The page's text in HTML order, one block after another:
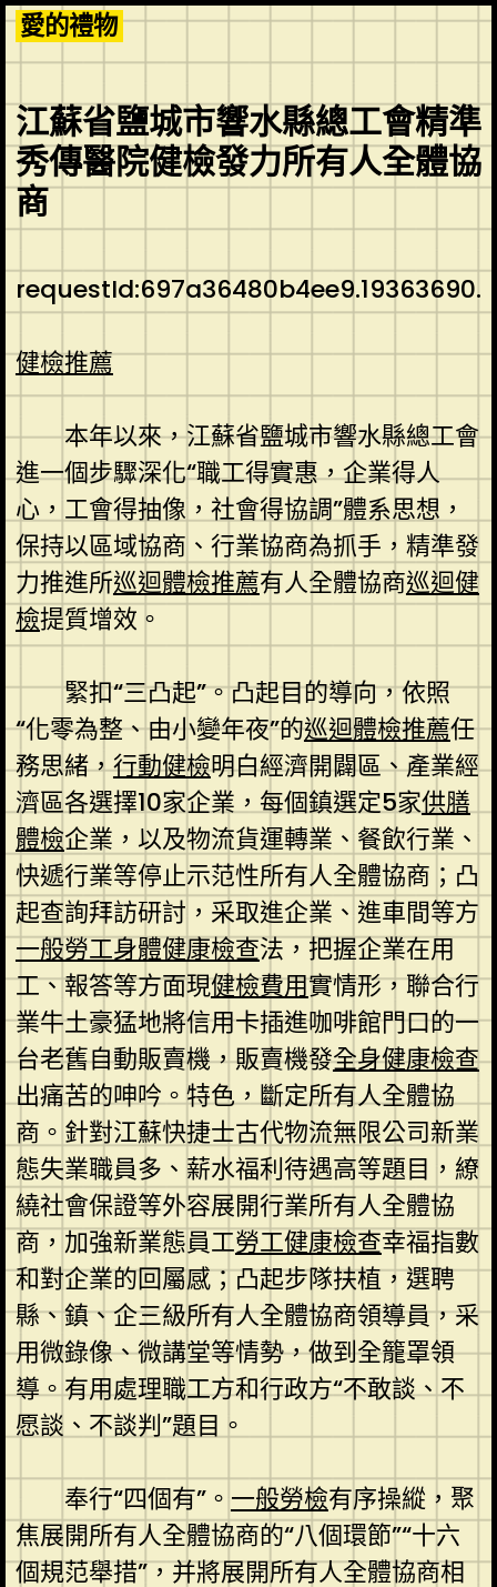
Skip
to
content
愛的禮物
江蘇省鹽城市響水縣總工會精準
秀傳醫院健檢發力所有人全體協
商
requestId:697a36480b4ee9.19363690.
健檢推薦
本年以來，江蘇省鹽城市響水縣總工會
進一個步驟深化“職工得實惠，企業得人
心，工會得抽像，社會得協調”體系思想，
保持以區域協商、行業協商為抓手，精準發
力推進所巡迴體檢推薦有人全體協商巡迴健
檢提質增效。
緊扣“三凸起”。凸起目的導向，依照
“化零為整、由小變年夜”的巡迴體檢推薦任
務思緒，行動健檢明白經濟開闢區、產業經
濟區各選擇10家企業，每個鎮選定5家供膳
體檢企業，以及物流貨運轉業、餐飲行業、
快遞行業等停止示范性所有人全體協商；凸
起查詢拜訪研討，采取進企業、進車間等方
一般勞工身體健康檢查法，把握企業在用
工、報答等方面現健檢費用實情形，聯合行
業牛土豪猛地將信用卡插進咖啡館門口的一
台老舊自動販賣機，販賣機發全身健康檢查
出痛苦的呻吟。特色，斷定所有人全體協
商。針對江蘇快捷士古代物流無限公司新業
態失業職員多、薪水福利待遇高等題目，繚
繞社會保證等外容展開行業所有人全體協
商，加強新業態員工勞工健康檢查幸福指數
和對企業的回屬感；凸起步隊扶植，選聘
縣、鎮、企三級所有人全體協商領導員，采
用微錄像、微講堂等情勢，做到全籠罩領
導。有用處理職工方和行政方“不敢談、不
愿談、不談判”題目。
奉行“四個有”。 一般勞檢有序操縱，聚
焦展開所有人全體協商的“八個環節”“十六
個規范舉措”，并將展開所有人全體協商相